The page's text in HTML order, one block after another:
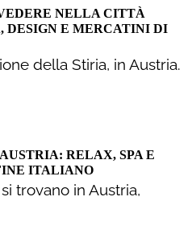
NELLA CITTÀ
DESIGN E MERCATINI DI
della Stiria, in Austria.
RELAX, SPA E
ITALIANO
trovano in Austria,